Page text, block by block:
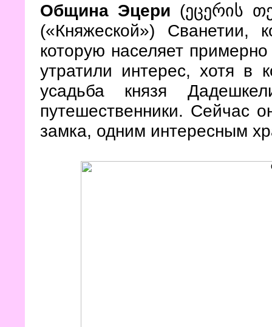
Община Эцери (ეცერის
(«Княжеской») Сванетии,
которую населяет
утратили интерес, хотя в
усадьба князя
путешественники. Сейчас
замка, одним интересным